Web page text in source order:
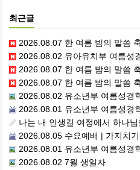
최근글
2026.08.07 한 여름 밤의 말씀
2026.08.02 유아유치부 여름성
2026.08.07 한 여름 밤의 말씀
2026.08.07 한 여름 밤의 말씀 축제 | 주의
2026.08.02 유소년부 여름성경
2026.08.01 유소년부 여름성경학
나는 내 인생길 여정에서 하나님을 만났는가? 그렇다면
2026.08.05 수요예배 | 가지치기
2026.08.01 유소년부 여름성경
2026.08.02 7월 생일자